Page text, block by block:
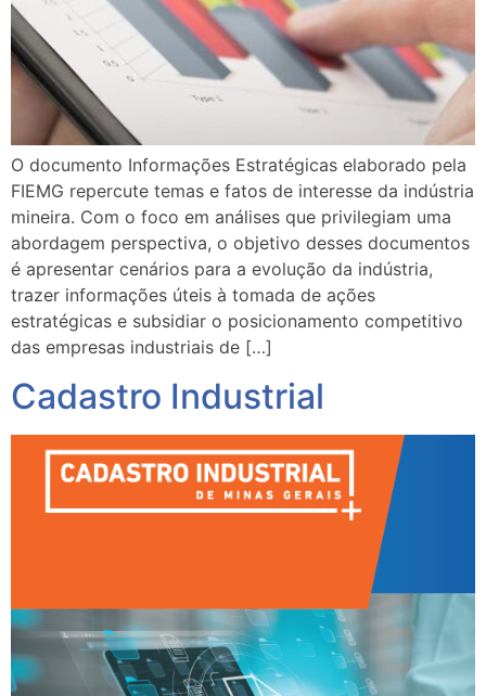
O documento Informações Estratégicas elaborado pela
FIEMG repercute temas e fatos de interesse da indústria
mineira. Com o foco em análises que privilegiam uma
abordagem perspectiva, o objetivo desses documentos
é apresentar cenários para a evolução da indústria,
trazer informações úteis à tomada de ações
estratégicas e subsidiar o posicionamento competitivo
das empresas industriais de […]
Cadastro Industrial